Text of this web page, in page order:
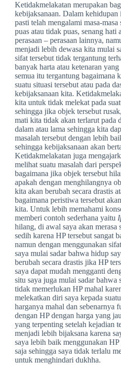
Ketidakmelakatan merupakan
kebijaksanaan. Dalam kehidupan
pasti telah mengalami masa-masa
puas atau tidak puas, senang hati
perasaan – perasaan lainnya,
menjadi lebih dewasa kita mulai
sifat tersebut tidak tergantung
banyak harta atau ketenaran
semua itu tergantung bagaimana
suatu situasi tersebut atau pada
kebijaksanaan kita.
kita untuk tidak melekat pada
sehingga jika objek tersebut
mati kita tidak akan terlarut pada
dalam atau lama sehingga kita
masalah tersebut dengan lebih
sehingga kebijaksanaan akan
Ketidakmelakatan juga
melihat suatu masalah dari
bagaimana jika objek tersebut
apakah dengan menghilangnya
kita akan berubah secara drastis
bagaimana peristiwa tersebut
kita. Untuk lebih memahami
memberi contoh sederhana yaitu
hilang, di awal saya akan merasa
sedih karena HP tersebut sangat
namun dengan menggunakan
saya mulai sadar bahwa hidup
berubah secara drastis jika HP
saya dapat mudah mengganti
situ saya juga mulai sadar bahwa
tidak memerlukan HP mahal
melekatkan diri saya kepada
harganya mahal dan sebenarnya
dengan HP dengan harga yang
yang terpenting setelah kejadian
menjadi lebih bijaksana karena
saya lebih baik menggunakan HP
saja sehingga saya tidak terlalu
untuk menghindari dukhha.